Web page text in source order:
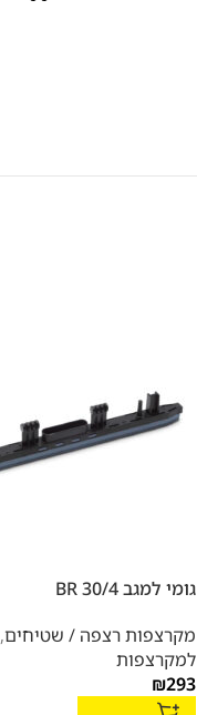
גומי למגב BR 30/4
מקרצפות רצפה / שטיחים,
למקרצפות
₪293